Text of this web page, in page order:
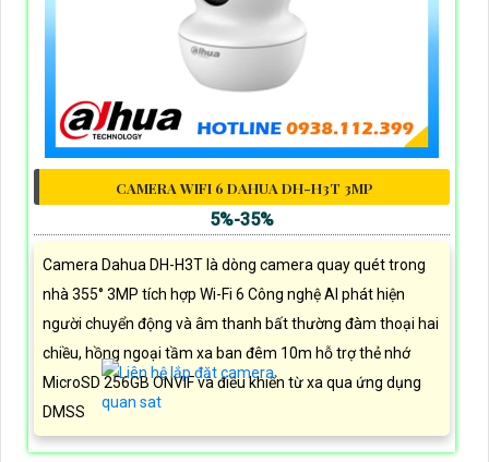
CAMERA WIFI 6 DAHUA DH-H3T 3MP
5%-35%
Camera Dahua DH-H3T là dòng camera quay quét trong
nhà 355° 3MP tích hợp Wi-Fi 6 Công nghệ AI phát hiện
người chuyển động và âm thanh bất thường đàm thoại hai
chiều, hồng ngoại tầm xa ban đêm 10m hỗ trợ thẻ nhớ
MicroSD 256GB ONVIF và điều khiển từ xa qua ứng dụng
DMSS